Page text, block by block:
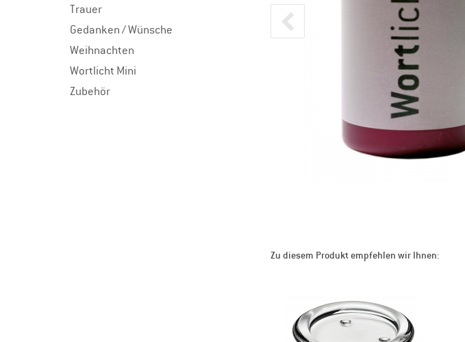
Zu diesem Produkt empfehlen wir Ihnen:
Trauer
Gedanken / Wünsche
Weihnachten
Wortlicht Mini
Zubehör